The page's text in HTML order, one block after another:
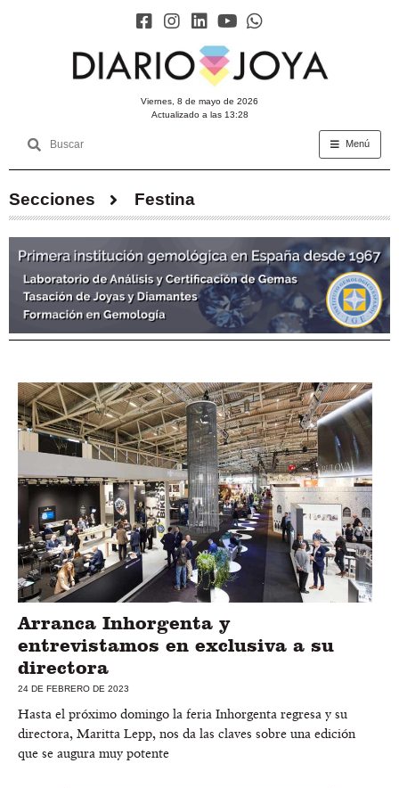
viernes, 8 de mayo de 2026
Actualizado a las 13:28
Menú
Secciones Festina
Arranca Inhorgenta y
entrevistamos en exclusiva a su
directora
24 DE FEBRERO DE 2023
Hasta el próximo domingo la feria Inhorgenta regresa y su
directora, Maritta Lepp, nos da las claves sobre una edición
que se augura muy potente